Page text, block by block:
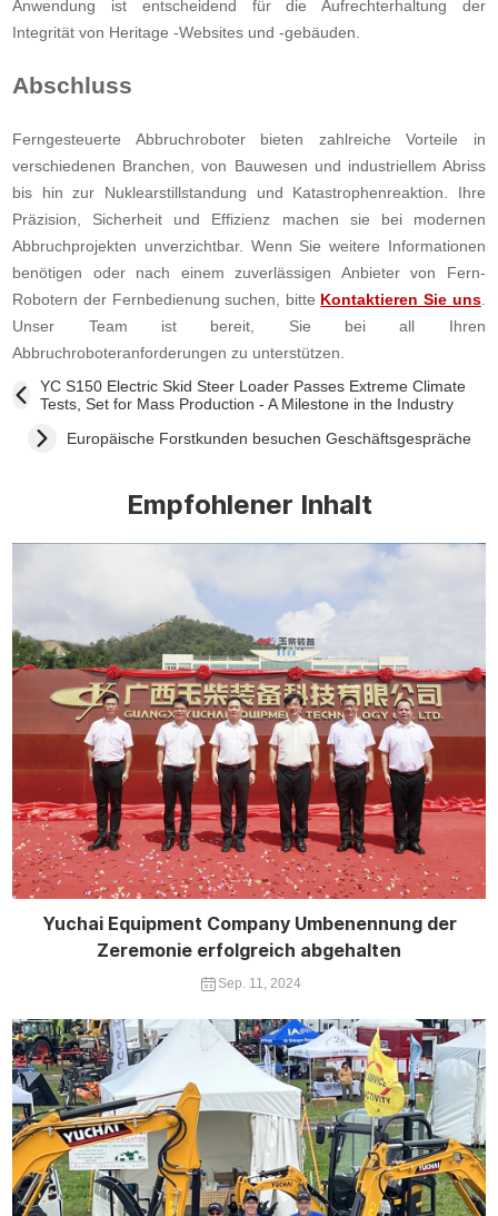
Anwendung ist entscheidend für die Aufrechterhaltung der
Integrität von Heritage -Websites und -gebäuden.
Abschluss
Ferngesteuerte Abbruchroboter bieten zahlreiche Vorteile in
verschiedenen Branchen, von Bauwesen und industriellem Abriss
bis hin zur Nuklearstillstandung und Katastrophenreaktion. Ihre
Präzision, Sicherheit und Effizienz machen sie bei modernen
Abbruchprojekten unverzichtbar. Wenn Sie weitere Informationen
benötigen oder nach einem zuverlässigen Anbieter von Fern-
Robotern der Fernbedienung suchen, bitte Kontaktieren Sie uns.
Unser Team ist bereit, Sie bei all Ihren
Abbruchroboteranforderungen zu unterstützen.
YC S150 Electric Skid Steer Loader Passes Extreme Climate
Tests, Set for Mass Production - A Milestone in the Industry
Europäische Forstkunden besuchen Geschäftsgespräche
Empfohlener Inhalt
Yuchai Equipment Company Umbenennung der
Zeremonie erfolgreich abgehalten
Sep. 11, 2024